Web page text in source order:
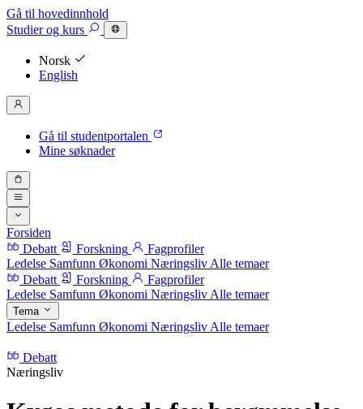
Gå til hovedinnhold
Studierog kurs
Norsk
English
Gå til studentportalen
Mine søknader
Forsiden
Debatt
Forskning
Fagprofiler
Ledelse Samfunn Økonomi Næringsliv Alle temaer
Debatt
Forskning
Fagprofiler
Ledelse Samfunn Økonomi Næringsliv Alle temaer
Tema
Ledelse Samfunn Økonomi Næringsliv Alle temaer
Debatt
Næringsliv